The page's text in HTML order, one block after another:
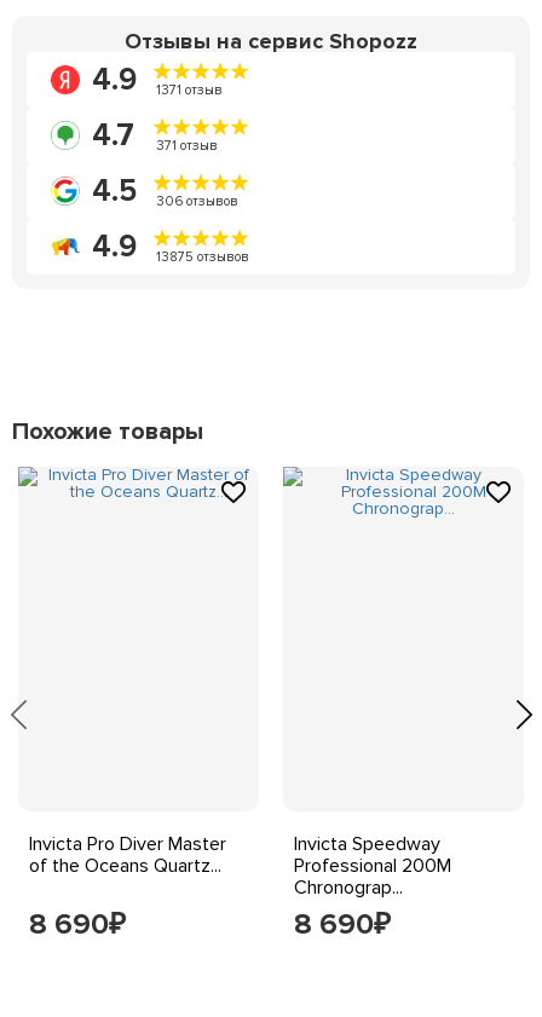
Отзывы на сервис Shopozz
4.9 1371 отзыв
4.7 371 отзыв
4.5 306 отзывов
4.9 13875 отзывов
Похожие товары
Invicta Pro Diver Master
of the Oceans Quartz...
8 690₽
Invicta Speedway
Professional 200M
Chronograp...
8 690₽